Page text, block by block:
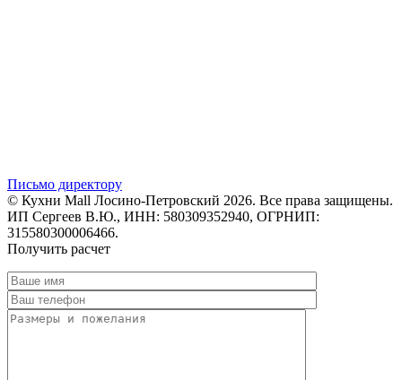
Письмо директору
© Кухни Mall Лосино-Петровский 2026. Все права защищены.
ИП Сергеев В.Ю., ИНН: 580309352940, ОГРНИП:
315580300006466.
Получить расчет